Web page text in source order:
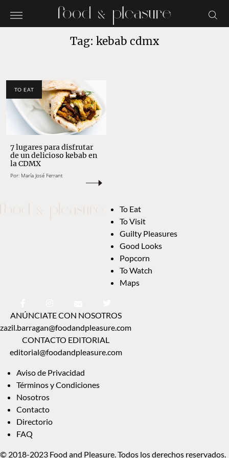
Tag: kebab cdmx
TO EAT
7 lugares para disfrutar
de un delicioso kebab en
la CDMX
Por: María José Ferrant
To Eat
To Visit
Guilty Pleasures
Good Looks
Popcorn
To Watch
Maps
ANÚNCIATE CON NOSOTROS
zazil.barragan@foodandpleasure.com
CONTACTO EDITORIAL
editorial@foodandpleasure.com
Aviso de Privacidad
Términos y Condiciones
Nosotros
Contacto
Directorio
FAQ
© 2018-2023 Food and Pleasure. Todos los derechos reservados.